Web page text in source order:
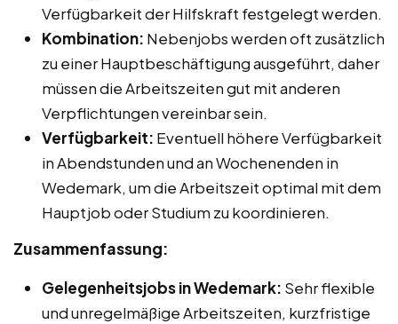
Verfügbarkeit der Hilfskraft festgelegt werden.
Kombination: Nebenjobs werden oft zusätzlich
zu einer Hauptbeschäftigung ausgeführt, daher
müssen die Arbeitszeiten gut mit anderen
Verpflichtungen vereinbar sein.
Verfügbarkeit: Eventuell höhere Verfügbarkeit
in Abendstunden und an Wochenenden in
Wedemark, um die Arbeitszeit optimal mit dem
Hauptjob oder Studium zu koordinieren.
Zusammenfassung:
Gelegenheitsjobs in Wedemark: Sehr flexible
und unregelmäßige Arbeitszeiten, kurzfristige